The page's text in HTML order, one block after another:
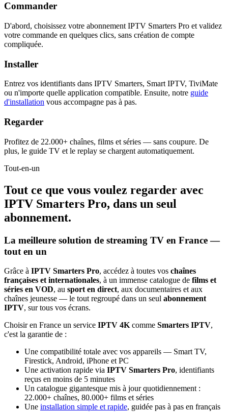
Commander
D'abord, choisissez votre abonnement IPTV Smarters Pro et validez
votre commande en quelques clics, sans création de compte
compliquée.
Installer
Entrez vos identifiants dans IPTV Smarters, Smart IPTV, TiviMate
ou n'importe quelle application compatible. Ensuite, notre guide
d'installation vous accompagne pas à pas.
Regarder
Profitez de 22.000+ chaînes, films et séries — sans coupure. De
plus, le guide TV et le replay se chargent automatiquement.
Tout-en-un
Tout ce que vous voulez regarder avec
IPTV Smarters Pro, dans un seul
abonnement.
La meilleure solution de streaming TV en France —
tout en un
Grâce à IPTV Smarters Pro, accédez à toutes vos chaînes
françaises et internationales, à un immense catalogue de films et
séries en VOD, au sport en direct, aux documentaires et aux
chaînes jeunesse — le tout regroupé dans un seul abonnement
IPTV, sur tous vos écrans.
Choisir en France un service IPTV 4K comme Smarters IPTV,
c'est la garantie de :
Une compatibilité totale avec vos appareils — Smart TV,
Firestick, Android, iPhone et PC
Une activation rapide via IPTV Smarters Pro, identifiants
reçus en moins de 5 minutes
Un catalogue gigantesque mis à jour quotidiennement :
22.000+ chaînes, 80.000+ films et séries
Une installation simple et rapide, guidée pas à pas en français